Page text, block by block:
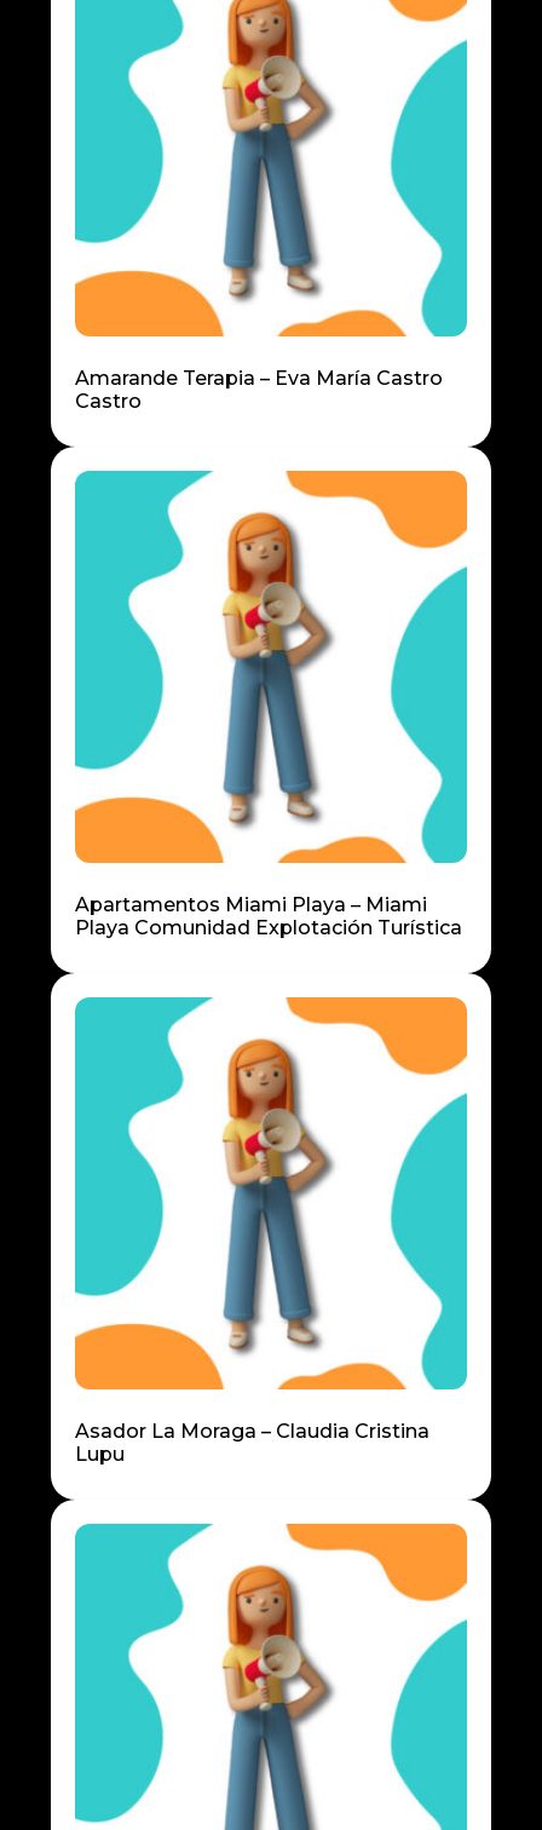
Amarande Terapia – Eva María Castro
Castro
Apartamentos Miami Playa – Miami
Playa Comunidad Explotación Turística
Asador La Moraga – Claudia Cristina
Lupu